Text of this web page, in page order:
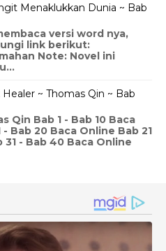
Menaklukkan Dunia ~ Bab
versi word nya,
link berikut:
Note: Novel ini
~ Thomas Qin ~ Bab
Qin Bab 1 - Bab 10 Baca
- Bab 20 Baca Online Bab 21
31 - Bab 40 Baca Online